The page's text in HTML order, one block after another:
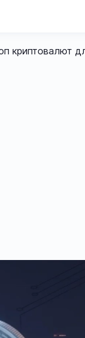
криптовалют